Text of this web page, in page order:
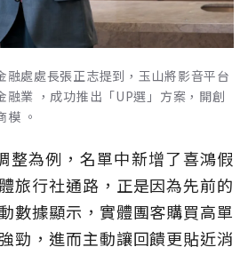
融處處長張正志提到，玉山將影音平台
融業 ，成功推出「UP選」方案，開創
。
整為例，名單中新增了喜鴻假
旅行社通路，正是因為先前的
數據顯示，實體團客購買高單
勁，進而主動讓回饋更貼近消